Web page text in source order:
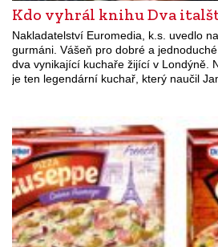
Kdo vyhrál knihu Dva
Nakladatelství Euromedia, k.s. uvedlo
gurmáni. Vášeň pro dobré a
dva vynikající kuchaře žijící v Londýně.
je ten legendární kuchař, který naučil